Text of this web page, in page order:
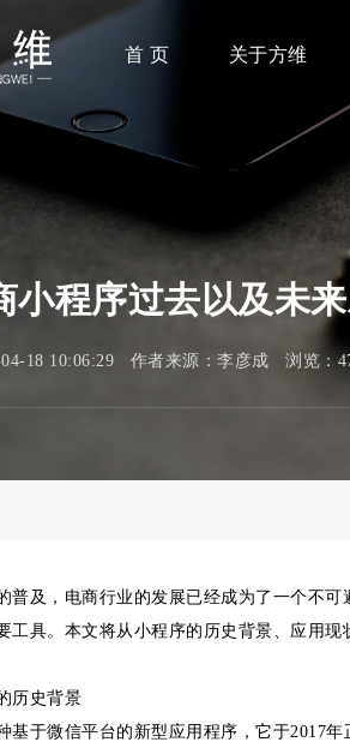
首 页 关于方维
小程序过去以及未
04-18 10:06:29 作者来源：李彦成 浏览：
普及，电商行业的发展已经成为了一个不
工具。本文将从小程序的历史背景、应用
历史背景
基于微信平台的新型应用程序，它于2017